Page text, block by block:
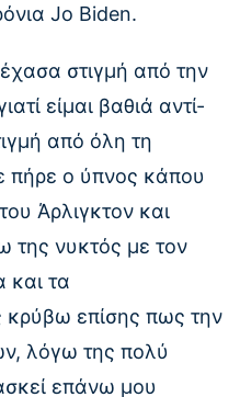
Jo Biden.
στιγμή από την
είμαι βαθιά αντί-
από όλη τη
πήρε ο ύπνος κάπου
Άρλιγκτον και
της νυκτός με τον
και τα
επίσης πως την
λόγω της πολύ
επάνω μου